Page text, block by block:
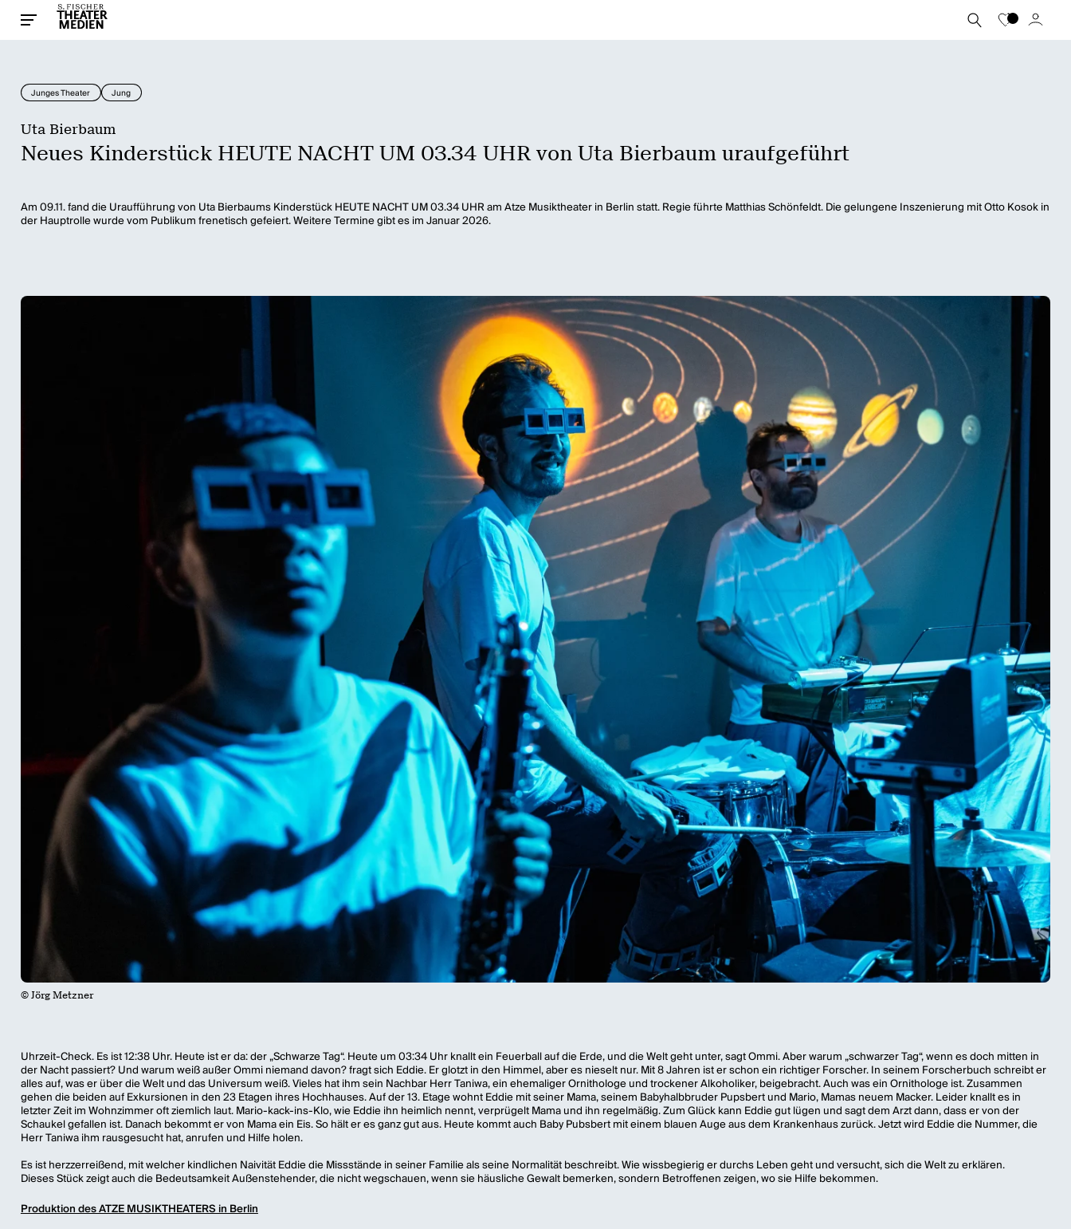
Junges Theater Jung
Uta Bierbaum
Neues Kinderstück HEUTE NACHT UM 03.34 UHR von Uta Bierbaum uraufgeführt
Am 09.11. fand die Uraufführung von Uta Bierbaums Kinderstück HEUTE NACHT UM 03.34 UHR am Atze Musiktheater in Berlin statt. Regie führte Matthias Schönfeldt. Die gelungene Inszenierung mit Otto Kosok in
der Hauptrolle wurde vom Publikum frenetisch gefeiert. Weitere Termine gibt es im Januar 2026.
© Jörg Metzner
Uhrzeit-Check. Es ist 12:38 Uhr. Heute ist er da: der „Schwarze Tag“. Heute um 03:34 Uhr knallt ein Feuerball auf die Erde, und die Welt geht unter, sagt Ommi. Aber warum „schwarzer Tag“, wenn es doch mitten in
der Nacht passiert? Und warum weiß außer Ommi niemand davon? fragt sich Eddie. Er glotzt in den Himmel, aber es nieselt nur. Mit 8 Jahren ist er schon ein richtiger Forscher. In seinem Forscherbuch schreibt er
alles auf, was er über die Welt und das Universum weiß. Vieles hat ihm sein Nachbar Herr Taniwa, ein ehemaliger Ornithologe und trockener Alkoholiker, beigebracht. Auch was ein Ornithologe ist. Zusammen
gehen die beiden auf Exkursionen in den 23 Etagen ihres Hochhauses. Auf der 13. Etage wohnt Eddie mit seiner Mama, seinem Babyhalbbruder Pupsbert und Mario, Mamas neuem Macker. Leider knallt es in
letzter Zeit im Wohnzimmer oft ziemlich laut. Mario-kack-ins-Klo, wie Eddie ihn heimlich nennt, verprügelt Mama und ihn regelmäßig. Zum Glück kann Eddie gut lügen und sagt dem Arzt dann, dass er von der
Schaukel gefallen ist. Danach bekommt er von Mama ein Eis. So hält er es ganz gut aus. Heute kommt auch Baby Pubsbert mit einem blauen Auge aus dem Krankenhaus zurück. Jetzt wird Eddie die Nummer, die
Herr Taniwa ihm rausgesucht hat, anrufen und Hilfe holen.
Es ist herzzerreißend, mit welcher kindlichen Naivität Eddie die Missstände in seiner Familie als seine Normalität beschreibt. Wie wissbegierig er durchs Leben geht und versucht, sich die Welt zu erklären.
Dieses Stück zeigt auch die Bedeutsamkeit Außenstehender, die nicht wegschauen, wenn sie häusliche Gewalt bemerken, sondern Betroffenen zeigen, wo sie Hilfe bekommen.
Produktion des ATZE MUSIKTHEATERS in Berlin